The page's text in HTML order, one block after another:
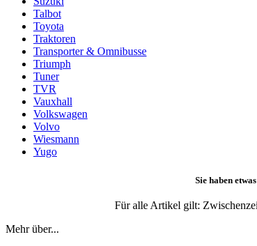
Talbot
Toyota
Traktoren
Transporter & Omnibusse
Triumph
Tuner
TVR
Vauxhall
Volkswagen
Volvo
Wiesmann
Yugo
Sie haben
Für alle Artikel gilt:
Mehr über...